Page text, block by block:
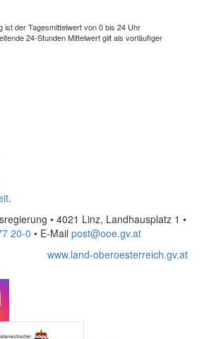
ist der Tagesmittelwert von 0 bis 24 Uhr
24-Stunden Mittelwert gilt als vorläufiger
.
• 4021 Linz, Landhausplatz 1 •
20-0 • E-Mail post@ooe.gv.at
www.land-oberoesterreich.gv.at